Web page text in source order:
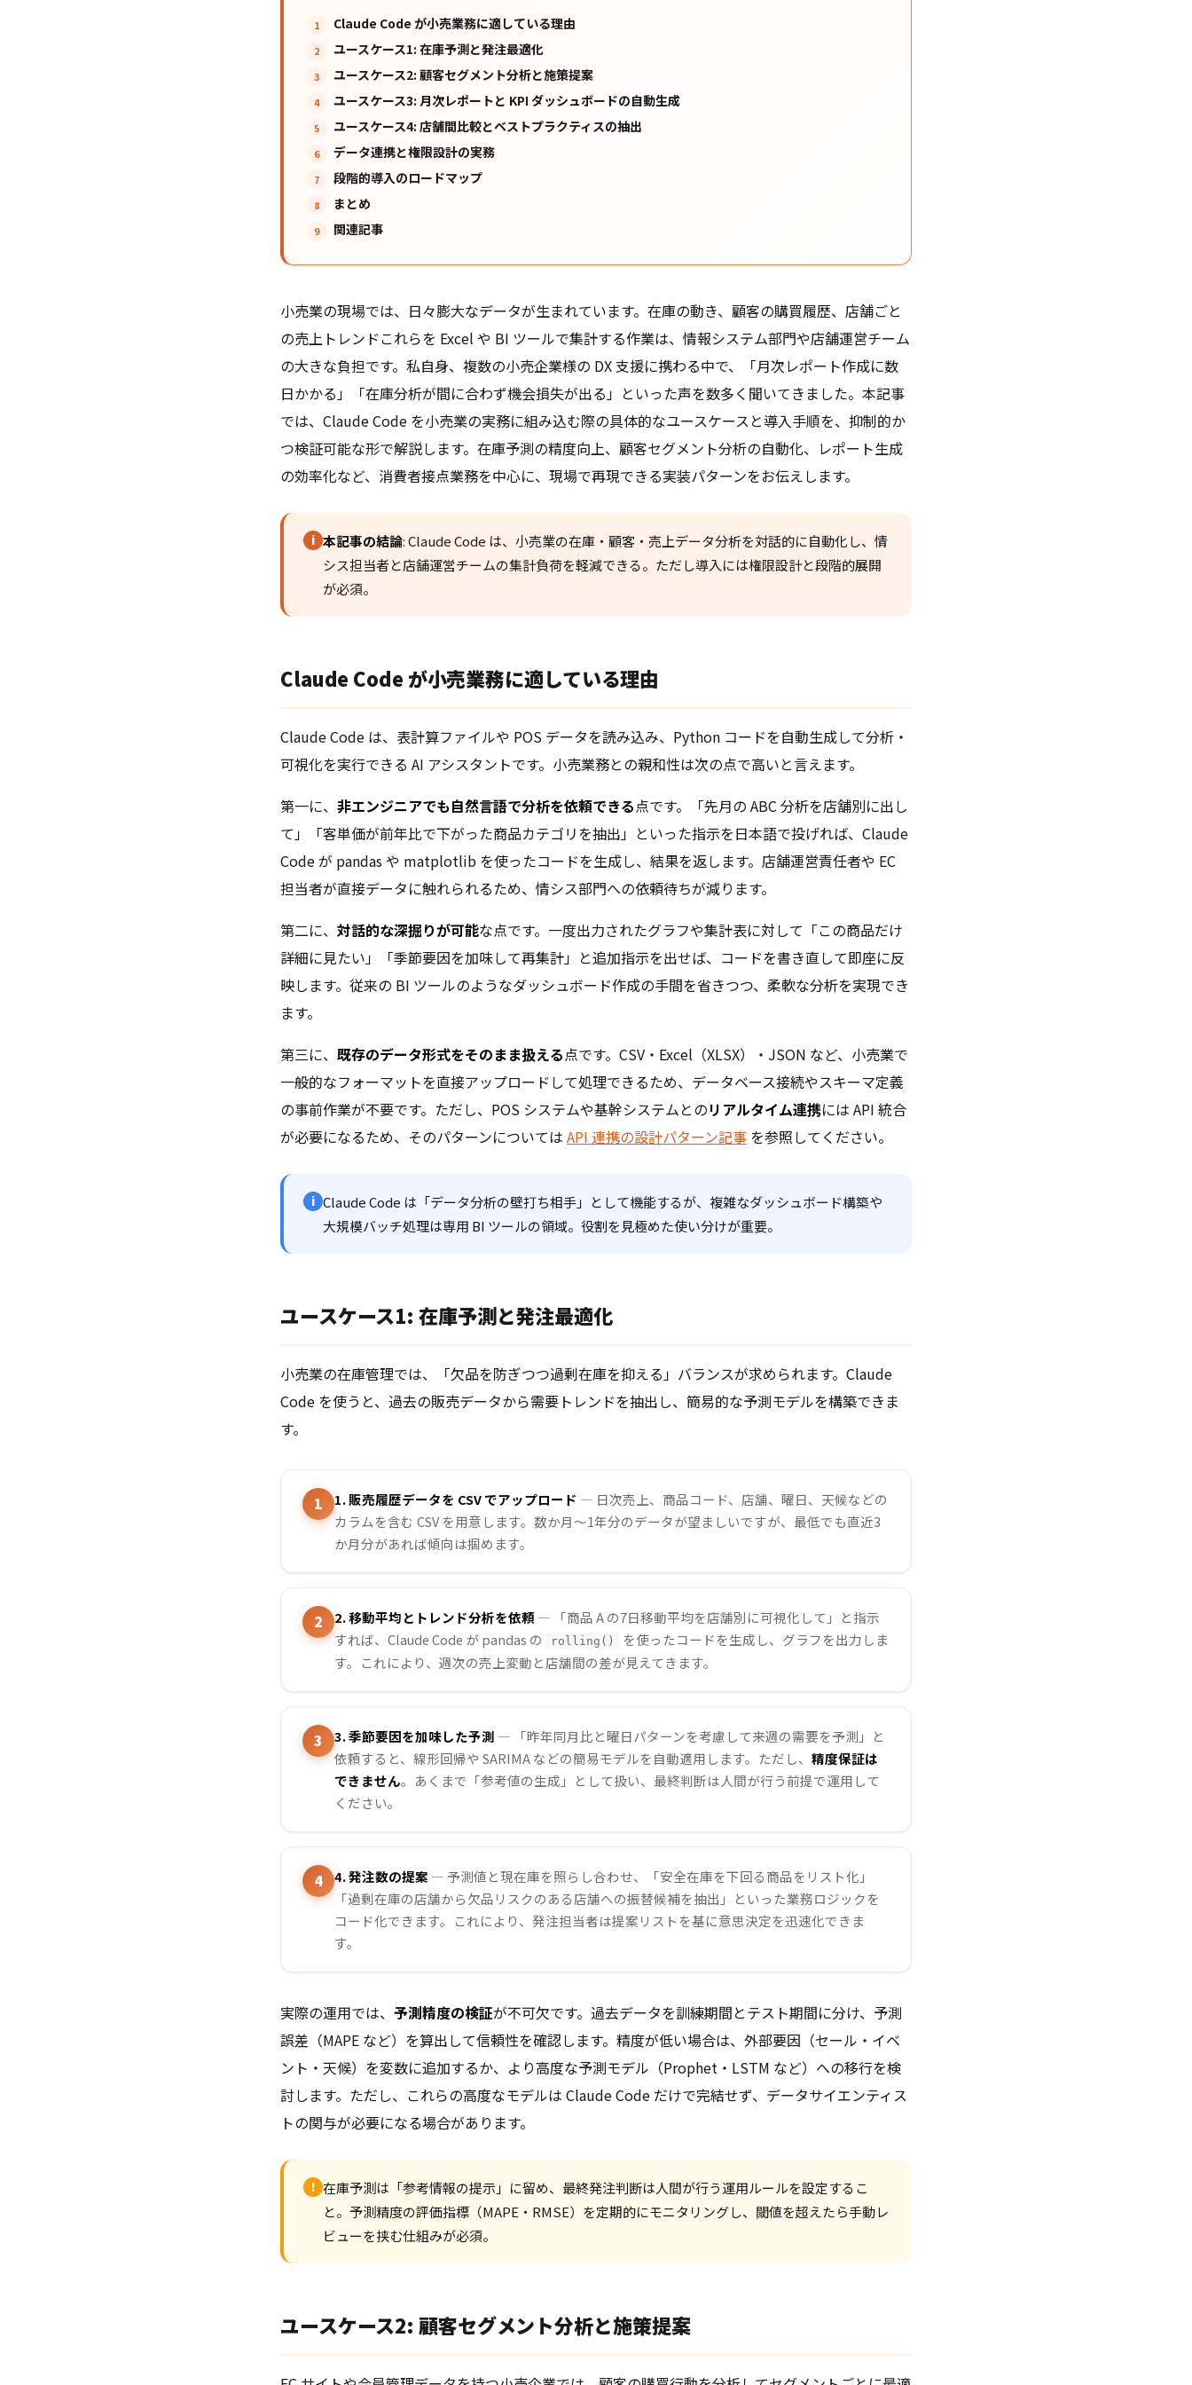
Claude Code が小売業務に適している理由
ユースケース1: 在庫予測と発注最適化
ユースケース2: 顧客セグメント分析と施策提案
ユースケース3: 月次レポートと KPI ダッシュボードの自動生成
ユースケース4: 店舗間比較とベストプラクティスの抽出
データ連携と権限設計の実務
段階的導入のロードマップ
まとめ
関連記事
小売業の現場では、日々膨大なデータが生まれています。在庫の動き、顧客の購買履歴、店舗ごと
の売上トレンド――これらを Excel や BI ツールで集計する作業は、情報システム部門や店舗運営チーム
の大きな負担です。私自身、複数の小売企業様の DX 支援に携わる中で、「月次レポート作成に数
日かかる」「在庫分析が間に合わず機会損失が出る」といった声を数多く聞いてきました。本記事
では、Claude Code を小売業の実務に組み込む際の具体的なユースケースと導入手順を、抑制的か
つ検証可能な形で解説します。在庫予測の精度向上、顧客セグメント分析の自動化、レポート生成
の効率化など、消費者接点業務を中心に、現場で再現できる実装パターンをお伝えします。
i 本記事の結論: Claude Code は、小売業の在庫・顧客・売上データ分析を対話的に自動化し、情
シス担当者と店舗運営チームの集計負荷を軽減できる。ただし導入には権限設計と段階的展開
が必須。
Claude Code が小売業務に適している理由
Claude Code は、表計算ファイルや POS データを読み込み、Python コードを自動生成して分析・
可視化を実行できる AI アシスタントです。小売業務との親和性は次の点で高いと言えます。
第一に、 非エンジニアでも自然言語で分析を依頼できる点です。「先月の ABC 分析を店舗別に出し
て」「客単価が前年比で下がった商品カテゴリを抽出」といった指示を日本語で投げれば、Claude
Code が pandas や matplotlib を使ったコードを生成し、結果を返します。店舗運営責任者や EC
担当者が直接データに触れられるため、情シス部門への依頼待ちが減ります。
第二に、 対話的な深掘りが可能な点です。一度出力されたグラフや集計表に対して「この商品だけ
詳細に見たい」「季節要因を加味して再集計」と追加指示を出せば、コードを書き直して即座に反
映します。従来の BI ツールのようなダッシュボード作成の手間を省きつつ、柔軟な分析を実現でき
ます。
第三に、 既存のデータ形式をそのまま扱える点です。CSV・Excel（XLSX）・JSON など、小売業で
一般的なフォーマットを直接アップロードして処理できるため、データベース接続やスキーマ定義
の事前作業が不要です。ただし、POS システムや基幹システムとのリアルタイム連携には API 統合
が必要になるため、そのパターンについては API 連携の設計パターン記事 を参照してください。
i Claude Code は「データ分析の壁打ち相手」として機能するが、複雑なダッシュボード構築や
大規模バッチ処理は専用 BI ツールの領域。役割を見極めた使い分けが重要。
ユースケース1: 在庫予測と発注最適化
小売業の在庫管理では、「欠品を防ぎつつ過剰在庫を抑える」バランスが求められます。Claude
Code を使うと、過去の販売データから需要トレンドを抽出し、簡易的な予測モデルを構築できま
す。
1. 販売履歴データを CSV でアップロード — 日次売上、商品コード、店舗、曜日、天候などの
カラムを含む CSV を用意します。数か月〜1年分のデータが望ましいですが、最低でも直近3
か月分があれば傾向は掴めます。
2. 移動平均とトレンド分析を依頼— 「商品 A の7日移動平均を店舗別に可視化して」と指示
すれば、Claude Code が pandas の
rolling()
を使ったコードを生成し、グラフを出力しま
す。これにより、週次の売上変動と店舗間の差が見えてきます。
3. 季節要因を加味した予測 — 「昨年同月比と曜日パターンを考慮して来週の需要を予測」と
依頼すると、線形回帰や SARIMA などの簡易モデルを自動適用します。ただし、 精度保証は
できません。あくまで「参考値の生成」として扱い、最終判断は人間が行う前提で運用して
ください。
4. 発注数の提案 — 予測値と現在庫を照らし合わせ、「安全在庫を下回る商品をリスト化」
「過剰在庫の店舗から欠品リスクのある店舗への振替候補を抽出」といった業務ロジックを
コード化できます。これにより、発注担当者は提案リストを基に意思決定を迅速化できま
す。
実際の運用では、 予測精度の検証が不可欠です。過去データを訓練期間とテスト期間に分け、予測
誤差（MAPE など）を算出して信頼性を確認します。精度が低い場合は、外部要因（セール・イベ
ント・天候）を変数に追加するか、より高度な予測モデル（Prophet・LSTM など）への移行を検
討します。ただし、これらの高度なモデルは Claude Code だけで完結せず、データサイエンティス
トの関与が必要になる場合があります。
! 在庫予測は「参考情報の提示」に留め、最終発注判断は人間が行う運用ルールを設定するこ
と。予測精度の評価指標（MAPE・RMSE）を定期的にモニタリングし、閾値を超えたら手動レ
ビューを挟む仕組みが必須。
ユースケース2: 顧客セグメント分析と施策提案